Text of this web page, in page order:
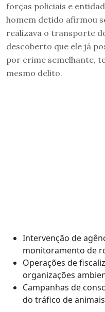
forças policiais e
homem detido afirmou
realizava o transporte
descoberto que ele já
por crime semelhante,
mesmo delito.
Intervenção de
monitoramento de
Operações de
organizações
Campanhas de
do tráfico de